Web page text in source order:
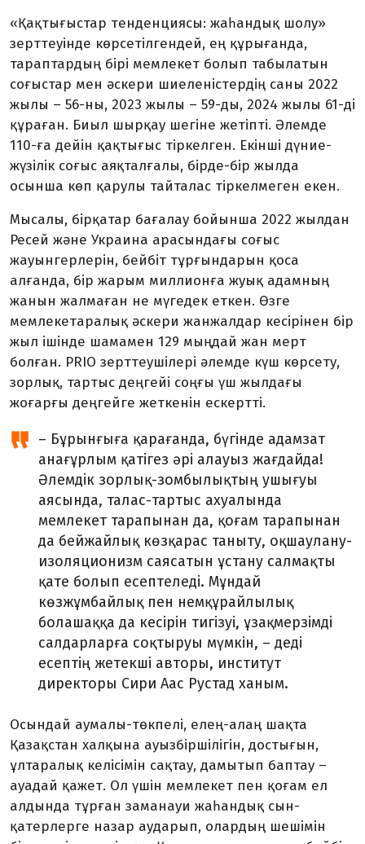
«Қақтығыстар тенденциясы: жаһан­дық шолу»
зерттеуінде көрсетілгендей, ең құрығанда,
тараптардың бірі мемлекет болып табылатын
соғыстар мен әскери шиеленістердің саны 2022
жылы – 56-ны, 2023 жылы – 59-ды, 2024 жылы 61-ді
құраған. Биыл шырқау шегіне жетіпті. Әлемде
110-ға дейін қақтығыс тіркелген. Екінші дүние­
жүзілік соғыс аяқталғалы, бірде-бір жылда
осынша көп қарулы тайталас тіркелмеген екен.
Мысалы, бірқатар бағалау бойынша 2022 жылдан
Ресей және Украина ара­сын­дағы соғыс
жауынгерлерін, бейбіт тұрғындарын қоса
алғанда, бір жарым мил­лионға жуық адамның
жанын жал­ма­ған не мүгедек еткен. Өзге
мемлекет­аралық әскери жанжалдар кесірінен бір
жыл ішінде шамамен 129 мыңдай жан мерт
болған. PRIO зерттеушілері әлемде күш көрсету,
зорлық, тартыс деңгейі соңғы үш жылдағы
жоғарғы деңгейге жеткенін ескертті.
– Бұрынғыға қарағанда, бүгінде адам­зат
анағұрлым қатігез әрі алауыз жағдайда!
Әлемдік зорлық-зомбы­лықтың ушығуы
аясында, талас-тартыс ахуалында
мемлекет тарапынан да, қоғам тарапынан
да бейжайлық көз­қарас таныту, оқшаулану-
изоляционизм сая­сатын ұстану салмақты
қате болып есеп­теледі. Мұндай
көзжұмбайлық пен нем­құрайлылық
болашаққа да кесірін ти­гіз­уі, ұзақмерзімді
салдарларға соқ­тыруы мүмкін, – деді
есептің жетекші авторы, институт
директоры Сири Аас Рустад ханым.
Осындай аумалы-төкпелі, елең-алаң шақта
Қазақстан халқына ауыз­біршілігін, достығын,
ұлтаралық келі­сімін сақтау, дамытып баптау –
ауадай қажет. Ол үшін мемлекет пен қоғам ел
алдында тұрған заманауи жаһандық сын-
қатерлерге назар аударып, олардың шешімін